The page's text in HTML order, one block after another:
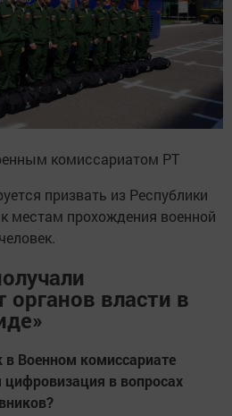
комиссариатом РТ
призвать из Республики
местам прохождения военной
власти в
в Военном комиссариате
цифровизация в вопросах